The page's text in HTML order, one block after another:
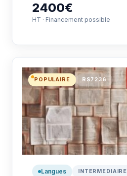
2400€
HT · Financement possible
POPULAIRE RS7236
Langues INTERMEDIAIRE